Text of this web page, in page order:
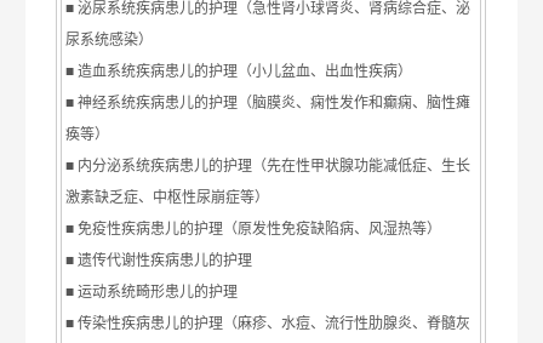
■ 泌尿系统疾病患儿的护理（急性肾小球肾炎、肾病综合症、泌
尿系统感染）
■ 造血系统疾病患儿的护理（小儿盆血、出血性疾病）
■ 神经系统疾病患儿的护理（脑膜炎、痫性发作和癫痫、脑性瘫
痪等）
■ 内分泌系统疾病患儿的护理（先在性甲状腺功能减低症、生长
激素缺乏症、中枢性尿崩症等）
■ 免疫性疾病患儿的护理（原发性免疫缺陷病、风湿热等）
■ 遗传代谢性疾病患儿的护理
■ 运动系统畸形患儿的护理
■ 传染性疾病患儿的护理（麻疹、水痘、流行性肋腺炎、脊髓灰